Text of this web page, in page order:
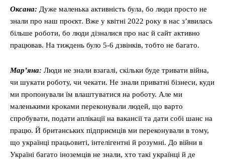
Оксана: Дуже маленька активність була, бо люди просто не
знали про наш проєкт. Вже у квітні 2022 року в нас з’явилась
більше роботи, бо люди дізналися про нас й сайт активно
працював. На тиждень було 5-6 дзвінків, тобто не багато.
Мар’яна: Люди не знали взагалі, скільки буде тривати війна,
чи шукати роботу, чи чекати. Не знали приватні бізнеси, куди
ми пропонували їм влаштуватися на роботу. Але ми
маленькими кроками переконували людей, що варто
спробувати, подати аплікації на вакансії та дати собі шанс на
працю. Й британських підприємців ми переконували в тому,
що українці працьовиті, інтелігентні й розумні. До війни в
Україні багато іноземців не знали, хто такі українці й де